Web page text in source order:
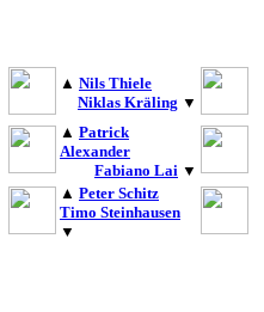
▲ Nils Thiele
Niklas Kräling ▼
▲ Patrick
Alexander
Fabiano Lai ▼
▲ Peter Schitz
Timo Steinhausen
▼